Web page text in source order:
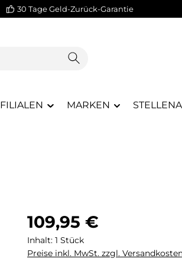
30 Tage Geld-Zurück-Garantie
FILIALEN MARKEN
Regulärer Preis:
109,95 €
Inhalt: 1 Stück
Preise inkl. MwSt. zzgl.